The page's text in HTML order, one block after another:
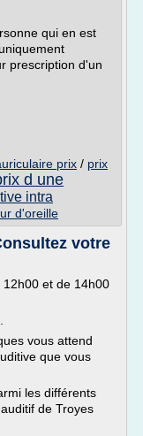
qui en est
prescription d'un
prix / prix
d une
intra
d'oreille
votre
et de 14h00
vous attend
que vous
les différents
de Troyes